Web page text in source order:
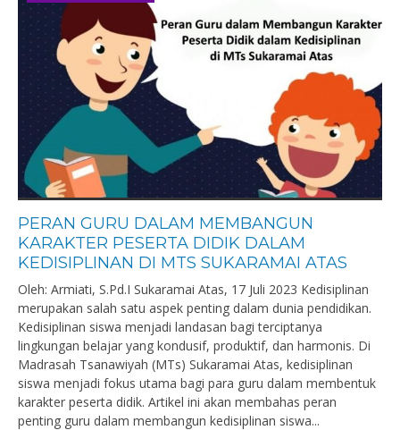
PERAN GURU DALAM MEMBANGUN
KARAKTER PESERTA DIDIK DALAM
KEDISIPLINAN DI MTS SUKARAMAI ATAS
Oleh: Armiati, S.Pd.I Sukaramai Atas, 17 Juli 2023 Kedisiplinan
merupakan salah satu aspek penting dalam dunia pendidikan.
Kedisiplinan siswa menjadi landasan bagi terciptanya
lingkungan belajar yang kondusif, produktif, dan harmonis. Di
Madrasah Tsanawiyah (MTs) Sukaramai Atas, kedisiplinan
siswa menjadi fokus utama bagi para guru dalam membentuk
karakter peserta didik. Artikel ini akan membahas peran
penting guru dalam membangun kedisiplinan siswa...